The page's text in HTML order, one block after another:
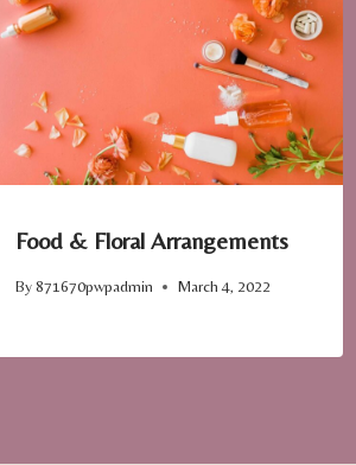
Food & Floral Arrangements
By 871670pwpadmin March 4, 2022